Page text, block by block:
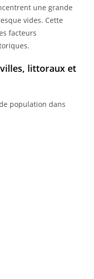
une grande
vides. Cette
facteurs
littoraux et
population dans